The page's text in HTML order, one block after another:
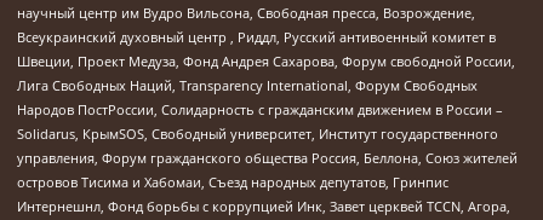
научный центр им Вудро Вильсона, Свободная пресса, Возрождение,
Всеукраинский духовный центр , Риддл, Русский антивоенный комитет в
Швеции, Проект Медуза, Фонд Андрея Сахарова, Форум свободной России,
Лига Свободных Наций, Transparеncy International, Форум Свободных
Народов ПостРоссии, Солидарность с гражданским движением в России –
Solidarus, КрымSOS, Свободный университет, Институт государственного
управления, Форум гражданского общества Россия, Беллона, Союз жителей
островов Тисима и Хабомаи, Съезд народных депутатов, Гринпис
Интернешнл, Фонд борьбы с коррупцией Инк, Завет церквей TCCN, Агора,